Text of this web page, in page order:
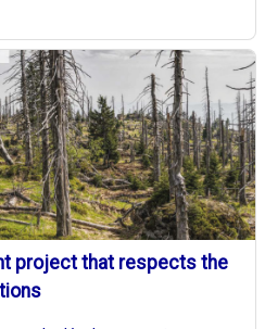
project that respects the